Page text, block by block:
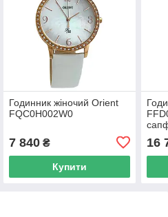
Годинник жіночий Orient
FQC0H002W0
7 840₴
Купити
16